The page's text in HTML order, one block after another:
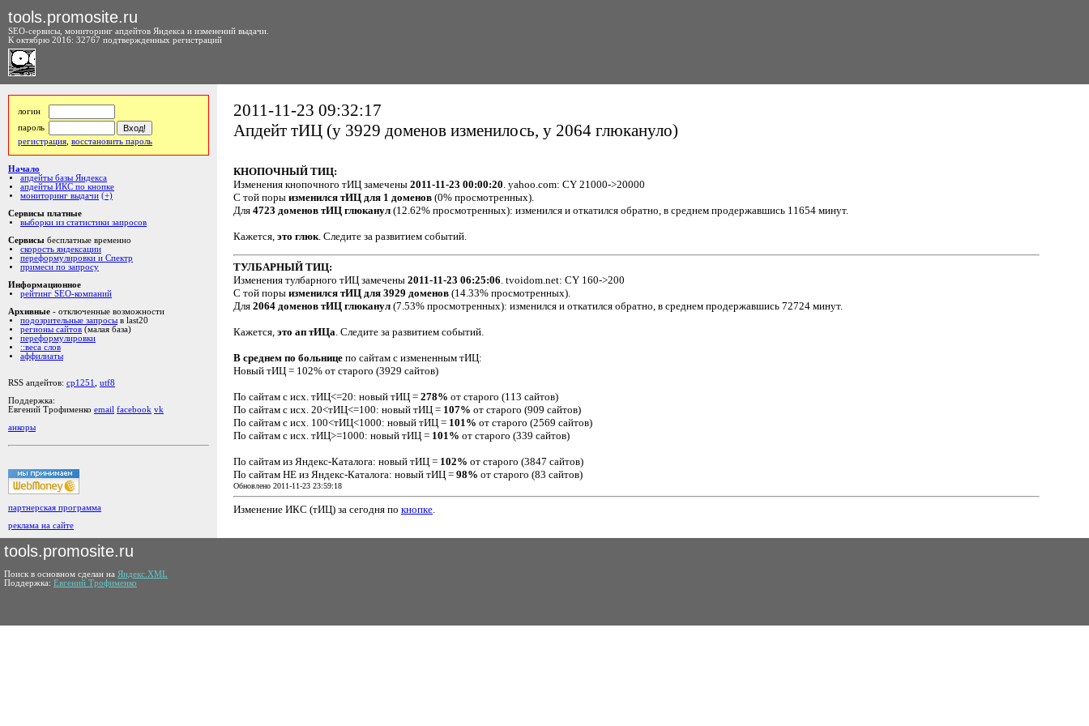
tools.promosite.ru
SEO-сервисы, мониторинг апдейтов Яндекса и изменений выдачи.
К октябрю 2016: 32767 подтвержденных регистраций
логин
пароль
регистрация восстановить пароль
Начало
апдейты базы Яндекса
апдейты ИКС по кнопке
мониторинг выдачи (+)
Сервисы платные
выборки из статистики запросов
Сервисы бесплатные временно
скорость яндексации
переформулировки и Спектр
примеси по запросу
Информационное
рейтинг SEO-компаний
Архивные - отключенные возможности
подозрительные запросы в last20
регионы сайтов (малая база)
переформулировки
::веса слов
аффилиаты
RSS апдейтов: cp1251
utf8
Поддержка:
Евгений Трофименко email facebook vk
анкоры
партнерская программа
реклама на сайте
2011-11-23 09:32:17
Апдейт тИЦ (у 3929 доменов изменилось, у 2064 глюкануло)
КНОПОЧНЫЙ ТИЦ:
Изменения кнопочного тИЦ замечены 2011-11-23 00:00:20. yahoo.com: CY 21000->20000
С той поры изменился тИЦ для 1 доменов (0% просмотренных).
Для 4723 доменов тИЦ глюканул (12.62% просмотренных): изменился и откатился обратно, в среднем продержавшись 11654 минут.
Кажется, это глюк. Следите за развитием событий.
ТУЛБАРНЫЙ ТИЦ:
Изменения тулбарного тИЦ замечены 2011-11-23 06:25:06. tvoidom.net: CY 160->200
С той поры изменился тИЦ для 3929 доменов (14.33% просмотренных).
Для 2064 доменов тИЦ глюканул (7.53% просмотренных): изменился и откатился обратно, в среднем продержавшись 72724 минут.
Кажется, это ап тИЦа. Следите за развитием событий.
В среднем по больнице по сайтам с измененным тИЦ:
Новый тИЦ = 102% от старого (3929 сайтов)
По сайтам с исх. тИЦ<=20: новый тИЦ = 278% от старого (113 сайтов)
По сайтам с исх. 20<тИЦ<=100: новый тИЦ = 107% от старого (909 сайтов)
По сайтам с исх. 100<тИЦ<1000: новый тИЦ = 101% от старого (2569 сайтов)
По сайтам с исх. тИЦ>=1000: новый тИЦ = 101% от старого (339 сайтов)
По сайтам из Яндекс-Каталога: новый тИЦ = 102% от старого (3847 сайтов)
По сайтам НЕ из Яндекс-Каталога: новый тИЦ = 98% от старого (83 сайтов)
Обновлено 2011-11-23 23:59:18
Изменение ИКС (тИЦ) за сегодня по кнопке
tools.promosite.ru
Поиск в основном сделан на Яндекс.XML
Поддержка: Евгений Трофименко